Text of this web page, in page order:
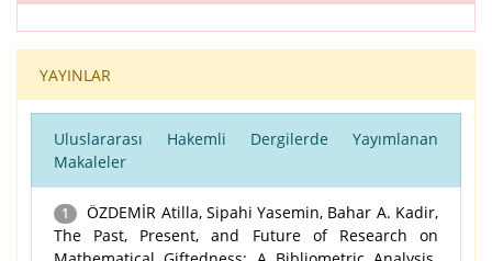
YAYINLAR
Uluslararası Hakemli Dergilerde Yayımlanan
Makaleler
1
ÖZDEMİR Atilla, Sipahi Yasemin, Bahar A. Kadir,
The Past, Present, and Future of Research on